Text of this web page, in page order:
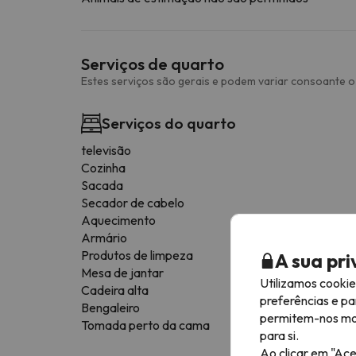
Serviços de quarto
Estes serviços são gerais e podem variar consoante
Serviços do quarto
televisão
Cozinha
Sacada
Secador de cabelo
Aquecimento
Armário
Produtos de limpeza
Mesa de jantar
Cadeira alta
Bengaleiro
Tomada perto da cama
A sua
Utilizamos
preferências e
permitem-nos
para si.
Ao clicar em